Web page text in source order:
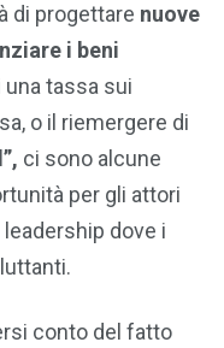
di progettare nuove
i beni
una tassa sui
o il riemergere di
ci sono alcune
per gli attori
dove i
conto del fatto